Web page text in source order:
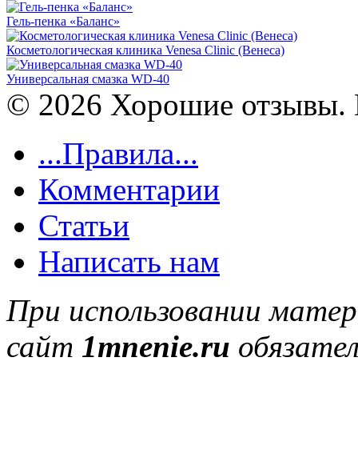
Гель-пенка «Баланс»
Косметологическая клиника Venesa Clinic (Венеса)
Универсальная смазка WD-40
© 2026 Хорошие отзывы.
...Правила...
Комментарии
Статьи
Написать нам
При использовании
сайт 1mnenie.ru